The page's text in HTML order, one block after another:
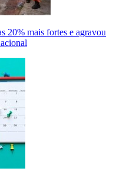
20% mais fortes e agravou